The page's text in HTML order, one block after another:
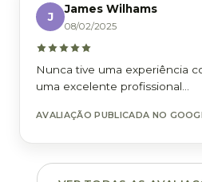
J
James Wilhams
08/02/2025
Nunca tive uma experiência
uma excelente profissional...
AVALIAÇÃO PUBLICADA NO